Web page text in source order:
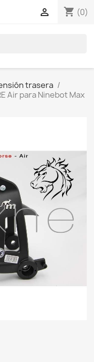
shopping_cart (0)

trasera
Air para Ninebot Max